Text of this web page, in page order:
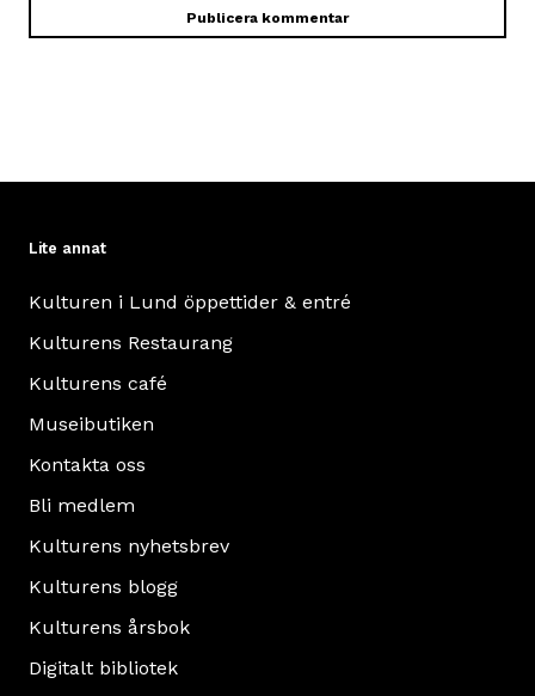
Lite annat
Kulturen i Lund öppettider & entré
Kulturens Restaurang
Kulturens café
Museibutiken
Kontakta oss
Bli medlem
Kulturens nyhetsbrev
Kulturens blogg
Kulturens årsbok
Digitalt bibliotek